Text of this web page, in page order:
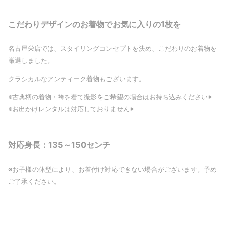
こだわりデザインのお着物でお気に入りの1枚を
名古屋栄店では、スタイリングコンセプトを決め、こだわりのお着物を
厳選しました。
クラシカルなアンティーク着物もございます。
※古典柄の着物・袴を着て撮影をご希望の場合はお持ち込みください※
※お出かけレンタルは対応しておりません※
対応身長：135～150センチ
※お子様の体型により、お着付け対応できない場合がございます。予め
ご了承ください。